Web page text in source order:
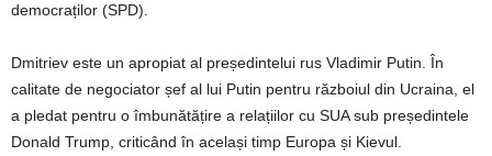
democraților (SPD).
Dmitriev este un apropiat al președintelui rus Vladimir Putin. În
calitate de negociator șef al lui Putin pentru războiul din Ucraina, el
a pledat pentru o îmbunătățire a relațiilor cu SUA sub președintele
Donald Trump, criticând în același timp Europa și Kievul.